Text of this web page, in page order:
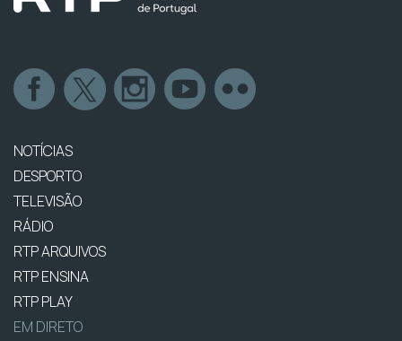
NOTÍCIAS
DESPORTO
TELEVISÃO
RÁDIO
RTP ARQUIVOS
RTP ENSINA
RTP PLAY
EM DIRETO